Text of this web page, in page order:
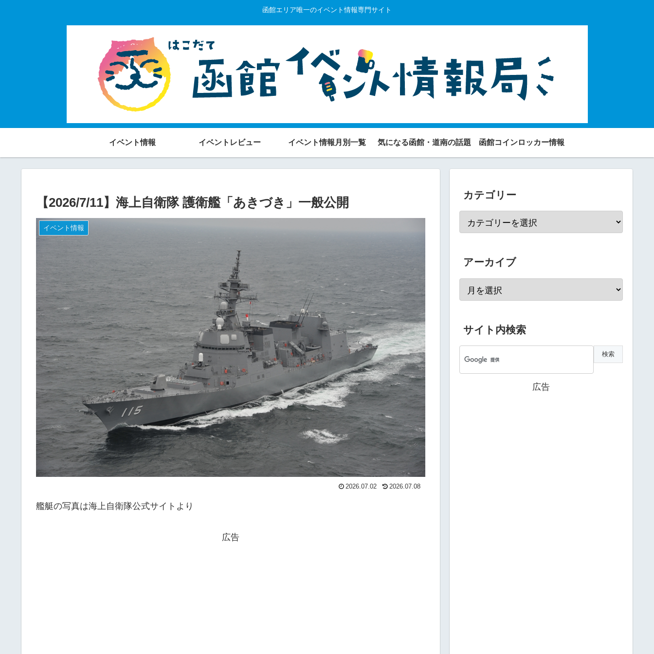
函館エリア唯一のイベント情報専門サイト
イベント情報 イベントレビュー イベント情報月別一覧 気になる函館・道南の話題 函館コインロッカー情報
【2026/7/11】海上自衛隊 護衛艦「あきづき」一般公開
イベント情報
2026.07.02 2026.07.08
艦艇の写真は海上自衛隊公式サイトより
広告
カテゴリー
アーカイブ
サイト内検索
広告